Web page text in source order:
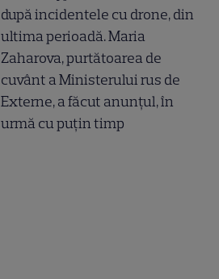
după incidentele cu drone, din
ultima perioadă. Maria
Zaharova, purtătoarea de
cuvânt a Ministerului rus de
Externe, a făcut anunțul, în
urmă cu puțin timp